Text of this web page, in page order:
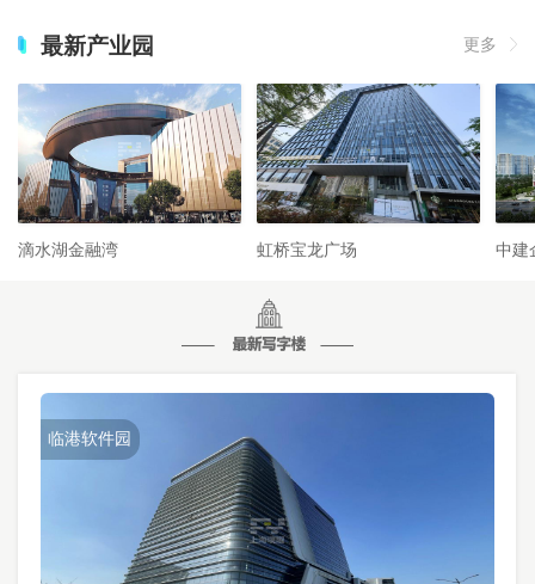
最新产业园 更多
滴水湖金融湾 虹桥宝龙广场 中建
临港软件园